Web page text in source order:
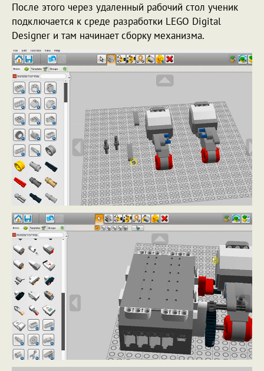
После этого через удаленный рабочий стол ученик
подключается к среде разработки LEGO Digital
Designer и там начинает сборку механизма.